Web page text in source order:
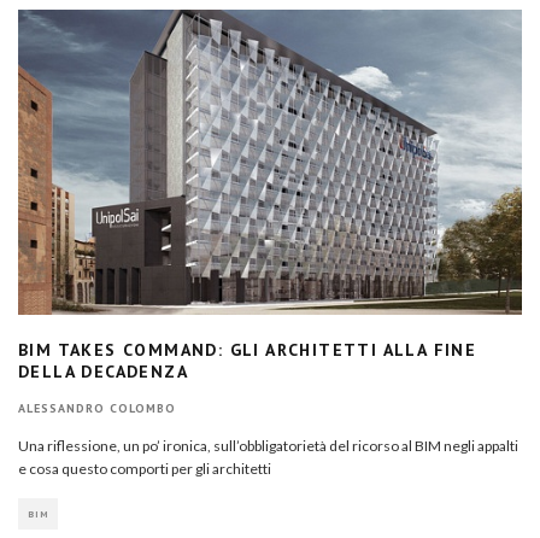
BIM TAKES COMMAND: GLI ARCHITETTI ALLA FINE
DELLA DECADENZA
ALESSANDRO COLOMBO
Una riflessione, un po’ ironica, sull’obbligatorietà del ricorso al BIM negli appalti
e cosa questo comporti per gli architetti
BIM